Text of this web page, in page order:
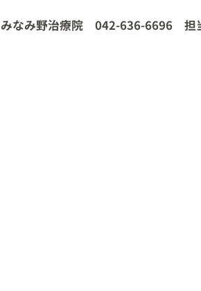
みなみ野治療院 042-636-6696 担